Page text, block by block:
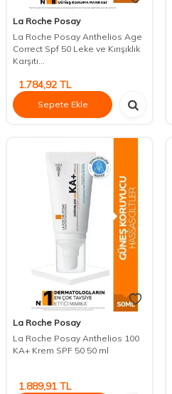
La Roche Posay
La Roche Posay Anthelios Age
Correct Spf 50 Leke ve Kırışıklık
Karşıtı...
1.784,92 TL
Sepete Ekle
La Roche Posay
La Roche Posay Anthelios 100
KA+ Krem SPF 50 50 ml
1.889,91 TL